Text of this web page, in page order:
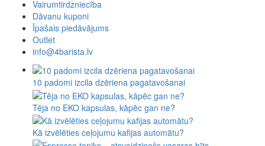
Vairumtirdzniecība
Dāvanu kuponi
Īpašais piedāvājums
Outlet
info@4barista.lv
10 padomi izcila dzēriena pagatavošanai
Tēja no EKO kapsulas, kāpēc gan ne?
Kā izvēlēties ceļojumu kafijas automātu?